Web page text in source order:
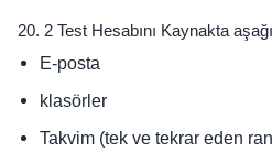
20. 2 Test Hesabını Kaynakta
E-posta
klasörler
Takvim (tek ve tekrar eden